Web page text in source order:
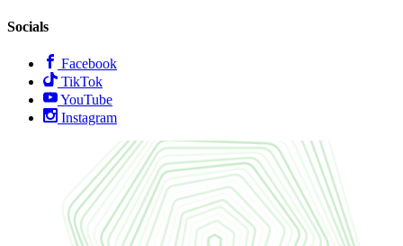
Socials
Facebook
TikTok
YouTube
Instagram